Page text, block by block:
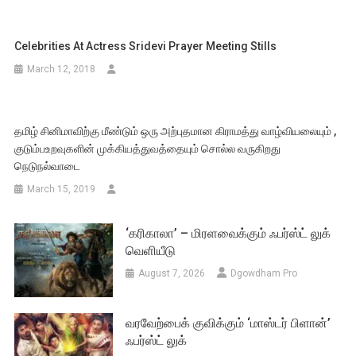
Celebrities At Actress Sridevi Prayer Meeting Stills
March 12, 2018
தமிழ் சினிமாவிற்கு மீண்டும் ஒரு அற்புதமான கிராமத்து வாழ்வியலையும் ,
குடும்பஉறவுகளின் முக்கியத்துவத்தையும் சொல்ல வருகிறது
நெடுநல்வாடை
March 15, 2019
‘கரிகாலா’ – மிரளவைக்கும் ஃபர்ஸ்ட் லுக்
வெளியீடு
August 7, 2026 Dgowdham Pro
வரவேற்பைக் குவிக்கும் ‘மாஸ்டர் பிளான்’
ஃபர்ஸ்ட் லுக்